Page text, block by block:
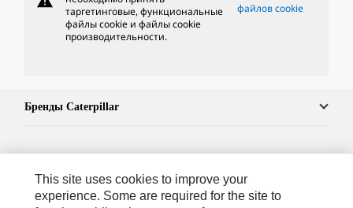
таргетинговые, функциональные
файлы cookie и файлы cookie
производительности.
файлов cookie
Бренды Caterpillar
Связаться С Caterpillar
This site uses cookies to improve your
experience. Some are required for the site to